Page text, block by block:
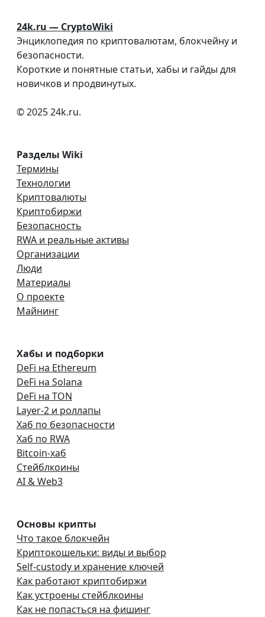
24k.ru — CryptoWiki
Энциклопедия по криптовалютам, блокчейну и
безопасности.
Короткие и понятные статьи, хабы и гайды для
новичков и продвинутых.
© 2025 24k.ru.
Разделы Wiki
Термины
Технологии
Криптовалюты
Криптобиржи
Безопасность
RWA и реальные активы
Организации
Люди
Материалы
О проекте
Майнинг
Хабы и подборки
DeFi на Ethereum
DeFi на Solana
DeFi на TON
Layer-2 и роллапы
Хаб по безопасности
Хаб по RWA
Bitcoin-хаб
Стейблкоины
AI & Web3
Основы крипты
Что такое блокчейн
Криптокошельки: виды и выбор
Self-custody и хранение ключей
Как работают криптобиржи
Как устроены стейблкоины
Как не попасться на фишинг